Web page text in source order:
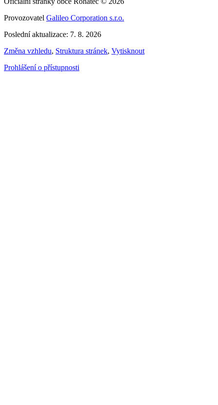
Provozovatel Galileo Corporation s.r.o.
Poslední aktualizace: 7. 8. 2026
Změna vzhledu, Struktura stránek, Vytisknout
Prohlášení o přístupnosti